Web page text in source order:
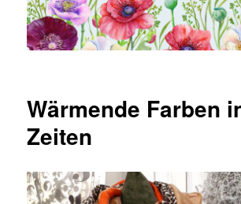
Wärmende Farben
Zeiten